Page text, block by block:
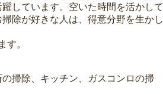
しています。空いた時間を活かして
除が好きな人は、得意分野を生かし
す。
掃除、キッチン、ガスコンロの掃